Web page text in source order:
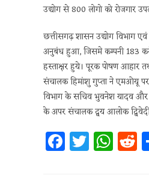
उद्योग से 800 लोगो को रोजगार
छत्तीसगढ़ शासन उद्योग विभाग
अनुबंध हुआ, जिसमे कम्पनी 183
हस्ताक्षर हुये। पूरक पोषण आहार
संचालक हिमांशु गुप्ता ने एमओयू पर
विभाग के सचिव भुवनेश यादव और
के अपर संचालक द्वय आलोक
Fa
ce
T
w
W
h
R
e